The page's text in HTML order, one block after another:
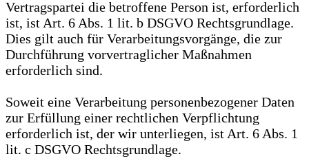
Vertragspartei die betroffene Person ist, erforderlich
ist, ist Art. 6 Abs. 1 lit. b DSGVO Rechtsgrundlage.
Dies gilt auch für Verarbeitungsvorgänge, die zur
Durchführung vorvertraglicher Maßnahmen
erforderlich sind.
Soweit eine Verarbeitung personenbezogener Daten
zur Erfüllung einer rechtlichen Verpflichtung
erforderlich ist, der wir unterliegen, ist Art. 6 Abs. 1
lit. c DSGVO Rechtsgrundlage.